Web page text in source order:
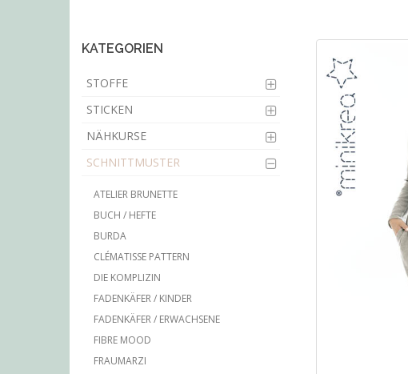
KATEGORIEN
STOFFE
STICKEN
NÄHKURSE
SCHNITTMUSTER
ATELIER BRUNETTE
BUCH / HEFTE
BURDA
CLÉMATISSE PATTERN
DIE KOMPLIZIN
FADENKÄFER / KINDER
FADENKÄFER / ERWACHSENE
FIBRE MOOD
FRAUMARZI